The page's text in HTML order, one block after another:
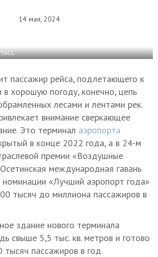
14 мая, 2024
пассажир рейса, подлетающего к
в хорошую погоду, конечно, цепь
лесами и лентами рек.
внимание сверкающее
Это терминал аэропорта
в конце 2022 года, а в 24-м
премии «Воздушные
международная гавань
«Лучший аэропорт года»
тысяч до миллиона пассажиров в
здание нового терминала
свыше 5,5 тыс. кв. метров и готово
тысяч пассажиров в год.